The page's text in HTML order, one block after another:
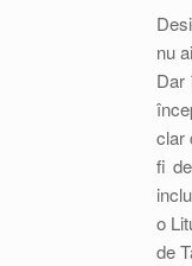
nu
Dar
clar
fi
o
de